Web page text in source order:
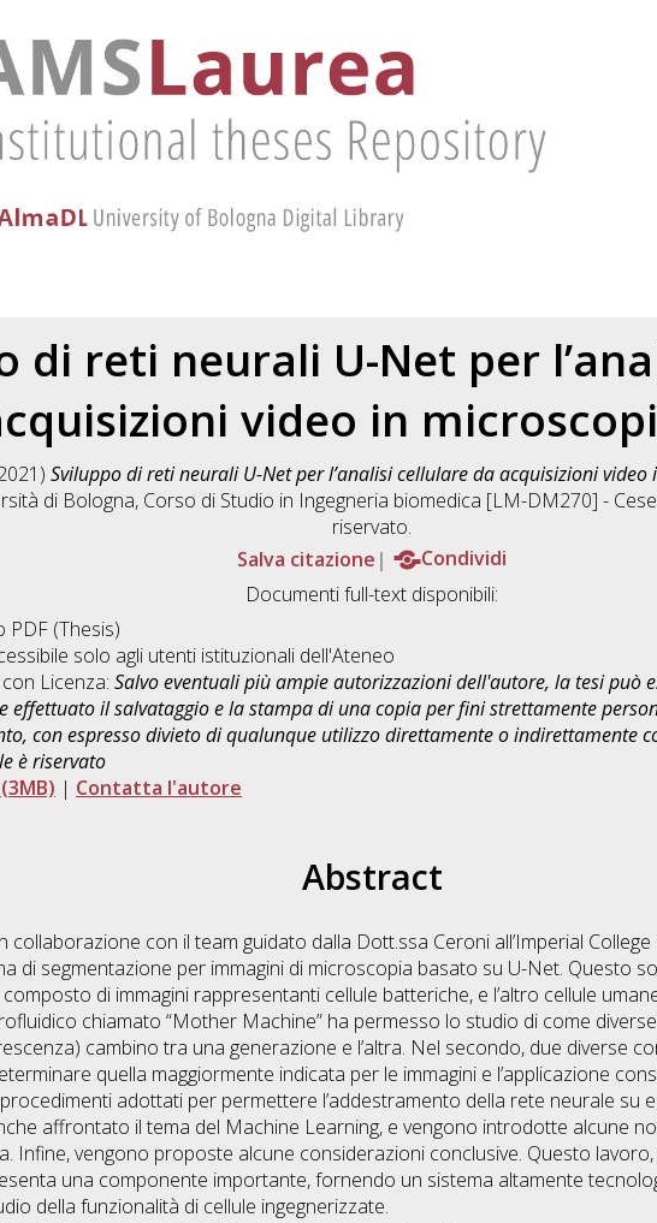
di reti neurali U-Net per
video in
Sviluppo di reti neurali U-Net per l’analisi cellulare da acquisizioni
di Bologna, Corso di Studio in Ingegneria biomedica [LM-DM270] -
riservato.
Salva citazione
Condividi
Documenti full-text disponibili:
PDF (Thesis)
solo agli utenti istituzionali dell'Ateneo
Licenza: Salvo eventuali più ampie autorizzazioni dell'autore, la tesi può
effettuato il salvataggio e la stampa di una copia per fini strettamente
con espresso divieto di qualunque utilizzo direttamente o indirettamente
è riservato
| Contatta l'autore
Abstract
collaborazione con il team guidato dalla Dott.ssa Ceroni all’Imperial
di segmentazione per immagini di microscopia basato su U-Net. Questo
di immagini rappresentanti cellule batteriche, e l’altro cellule
chiamato “Mother Machine” ha permesso lo studio di come
cambino tra una generazione e l’altra. Nel secondo, due diverse
quella maggiormente indicata per le immagini e l’applicazione
adottati per permettere l’addestramento della rete neurale su
affrontato il tema del Machine Learning, e vengono introdotte alcune
Infine, vengono proposte alcune considerazioni conclusive. Questo
una componente importante, fornendo un sistema altamente
della funzionalità di cellule ingegnerizzate.